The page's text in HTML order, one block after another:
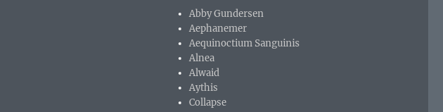
Abby Gundersen
Aephanemer
Aequinoctium Sanguinis
Alnea
Alwaid
Aythis
Collapse